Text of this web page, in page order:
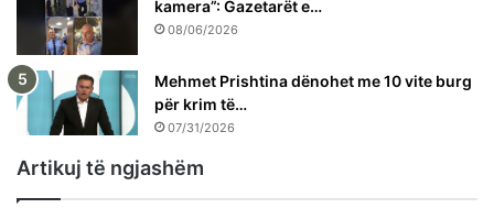
kamera”: Gazetarët e…
08/06/2026
Mehmet Prishtina dënohet me 10 vite burg
për krim të…
07/31/2026
Artikuj të ngjashëm